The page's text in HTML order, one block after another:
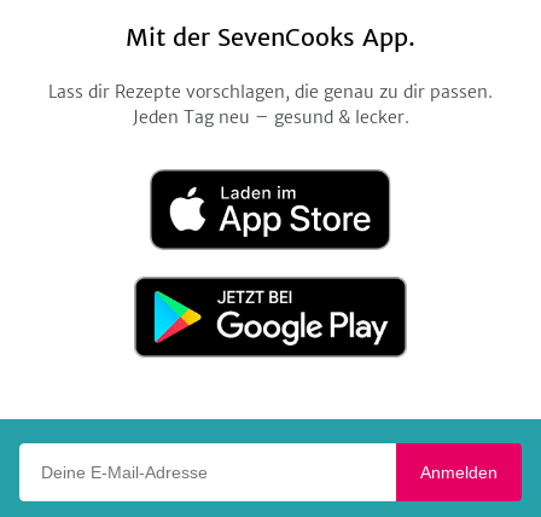
Mit der SevenCooks App.
Lass dir Rezepte vorschlagen, die genau zu dir passen.
Jeden Tag neu – gesund & lecker.
Laden
im
App
Jetzt
Google
Anmelden